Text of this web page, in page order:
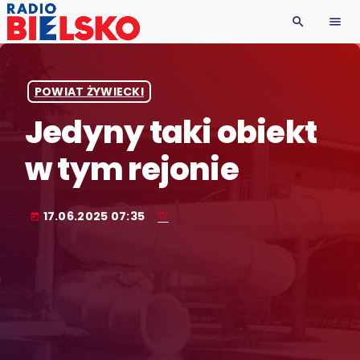
search menu
POWIAT ŻYWIECKI
Jedyny taki obiekt
w tym rejonie
today 17.06.2025 07:35